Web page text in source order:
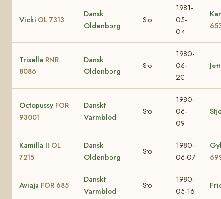
Vicki OL 7313
Dansk
Oldenborg
Sto
1981-
05-
04
Trisella RNR
8086
Dansk
Oldenborg
Sto
1980-
06-
20
Octopussy FOR
93001
Danskt
Varmblod
Sto
1980-
06-
09
Kamilla II OL
7215
Dansk
Oldenborg
Sto
1980-
06-07
Aviaja FOR 685
Danskt
Varmblod
Sto
1980-
05-16